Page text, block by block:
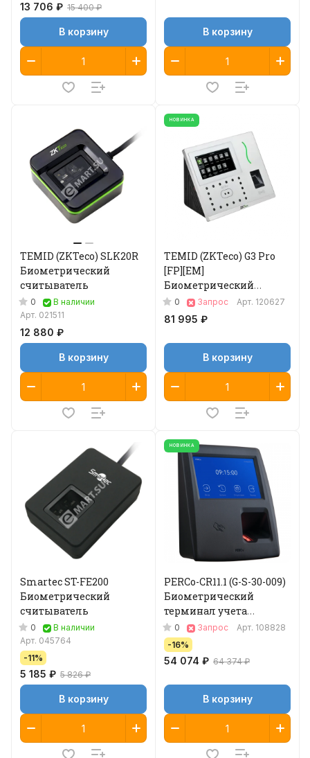
13 706 ₽ 15 400 ₽
В корзину В корзину
TEMID (ZKTeco) SLK20R
Биометрический
считыватель
0
В наличии
Арт. 021511
12 880 ₽
В корзину
НОВИНКА
TEMID (ZKTeco) G3 Pro
[FP][EM]
Биометрический
терминал
0 Запрос Арт. 120627
81 995 ₽
В корзину
Smartec ST-FE200
Биометрический
считыватель
0
В наличии
Арт. 045764
-11%
5 185 ₽ 5 826 ₽
В корзину
НОВИНКА
PERCo-CR11.1 (G-S-30-009)
Биометрический
терминал учета
рабочего времени
0 Запрос Арт. 108828
-16%
54 074 ₽ 64 374 ₽
В корзину